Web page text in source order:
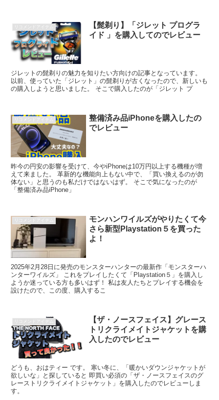
リコメンドアイテム
【髭剃り】「ジレット プログラ
イド 」を購入してのでレビュー
ジレットの髭剃りの魅力を知りたい方向けの記事となっています。
以前、使っていた「ジレット」の髭剃りが古くなったので、新しいも
の購入しようと思いました。 そこで購入したのが「ジレット プ
リコメンドアイテム
整備済み品iPhoneを購入したの
でレビュー
昨今の円安の影響を受けて、今やiPhoneは10万円以上する機種が増
えて来ました。 革新的な機能向上もない中で、「買い換えるのが勿
体ない」と思うのも私だけではないはず。 そこで気になったのが
「整備済み品iPhone」
リコメンドアイテム
モンハンワイルズがやりたくて今
さら新型Playstation５を買った
よ！
2025年2月28日に発売のモンスターハンターの最新作「モンスターハ
ンターワイルズ」 これをプレイしたくて「Playstation５」を購入し
ようか迷っている方も多いはず！ 私は友人たちとプレイする機会を
設けたので、この度、購入するこ
リコメンドアイテム
【ザ・ノースフェイス】グレース
トリクライメイトジャケットを購
入したのでレビュー
どうも、おはティー です。 寒い冬に、「暖かいダウンジャケットが
欲しいな」と探していると 即買い必須の「ザ・ノースフェイスのグ
レーストリクライメイトジャケット」を購入したのでレビューしま
す。